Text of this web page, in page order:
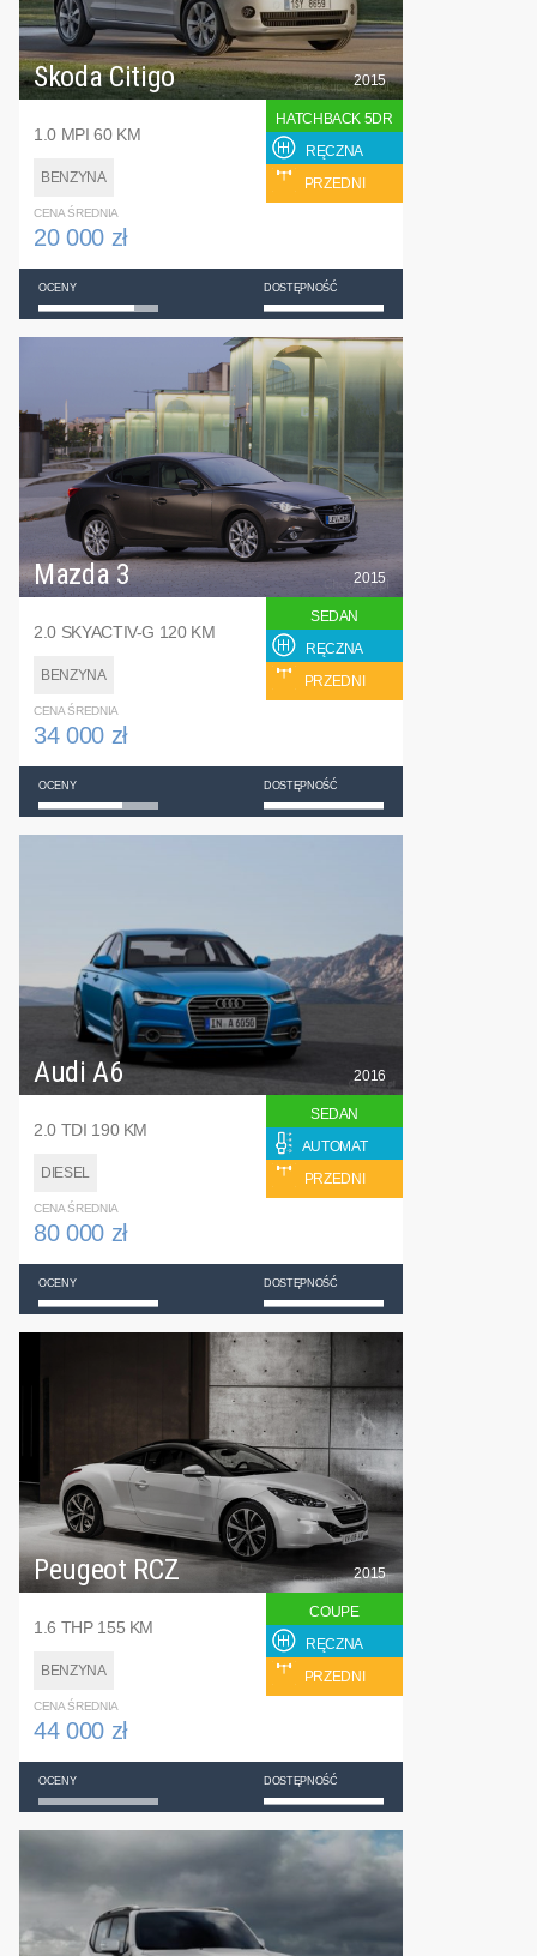
Skoda Citigo
1.0 MPI 60 KM
BENZYNA
2015
HATCHBACK 5DR
RĘCZNA
PRZEDNI
CENA ŚREDNIA
20 000 zł
OCENY DOSTĘPNOŚĆ
Mazda 3
2.0 SKYACTIV-G 120 KM
BENZYNA
2015
SEDAN
RĘCZNA
PRZEDNI
CENA ŚREDNIA
34 000 zł
OCENY DOSTĘPNOŚĆ
Audi A6
2.0 TDI 190 KM
DIESEL
2016
SEDAN
AUTOMAT
PRZEDNI
CENA ŚREDNIA
80 000 zł
OCENY DOSTĘPNOŚĆ
Peugeot RCZ
1.6 THP 155 KM
BENZYNA
2015
COUPE
RĘCZNA
PRZEDNI
CENA ŚREDNIA
44 000 zł
OCENY DOSTĘPNOŚĆ